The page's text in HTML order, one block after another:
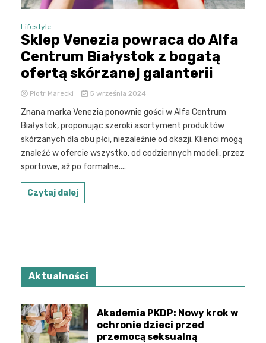
Lifestyle
Sklep Venezia powraca do Alfa
Centrum Białystok z bogatą
ofertą skórzanej galanterii
Piotr Marecki 5 września 2024
Znana marka Venezia ponownie gości w Alfa Centrum
Białystok, proponując szeroki asortyment produktów
skórzanych dla obu płci, niezależnie od okazji. Klienci mogą
znaleźć w ofercie wszystko, od codziennych modeli, przez
sportowe, aż po formalne....
Czytaj dalej
Aktualności
Akademia PKDP: Nowy krok w
ochronie dzieci przed
przemocą seksualną